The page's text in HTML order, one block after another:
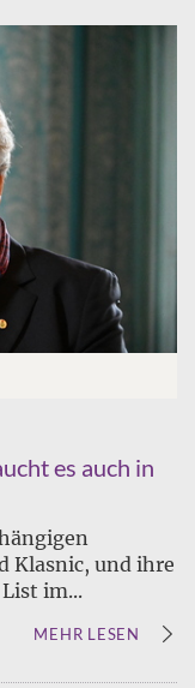
es auch in
Klasnic, und ihre
im...
MEHR LESEN